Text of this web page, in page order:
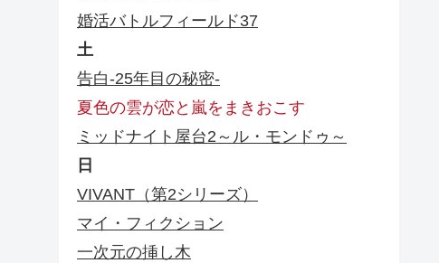
婚活バトルフィールド37
土
告白-25年目の秘密-
夏色の雲が恋と嵐をまきおこす
ミッドナイト屋台2～ル・モンドゥ～
日
VIVANT（第2シリーズ）
マイ・フィクション
一次元の挿し木